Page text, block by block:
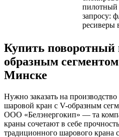
пилотный
запросу:
ресиверы
Купить поворотный
образным
Минске
Нужно заказать на
шаровой кран с V-образным
ООО «Белэнергокип» — та
краны сочетают в себе
традиционного шарового крана